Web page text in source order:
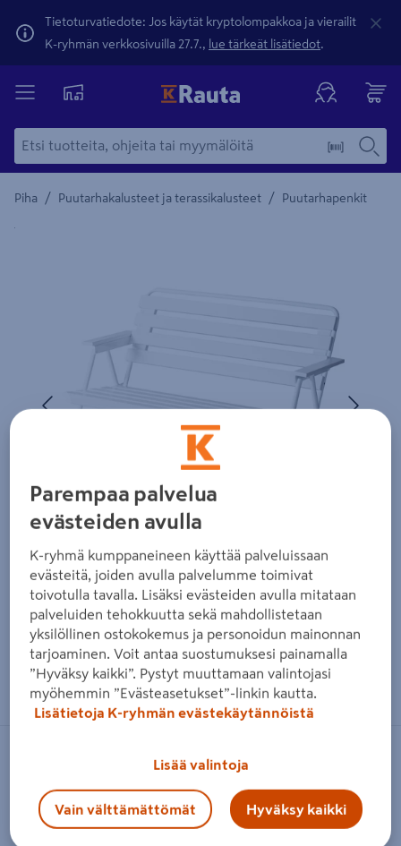
Tietoturvatiedote: Jos käytät kryptolompakkoa ja vierailit
K-ryhmän verkkosivuilla 27.7., lue tärkeät lisätiedot.
Piha / Puutarhakalusteet ja terassikalusteet / Puutarhapenkit
Yksityiskohtainen kuvaus löytyy Tuotteen kuvaus -
Zoomaa kuvaa sormilla kosketusnäytöllä
Taittopenkki Varax Retro valkoinen
Tuotenumero EAN-koodi :6417624501730
Parempaa palvelua
evästeiden avulla
K-ryhmä kumppaneineen käyttää palveluissaan
evästeitä, joiden avulla palvelumme toimivat
toivotulla tavalla. Lisäksi evästeiden avulla mitataan
palveluiden tehokkuutta sekä mahdollistetaan
yksilöllinen ostokokemus ja personoidun mainonnan
tarjoaminen. Voit antaa suostumuksesi painamalla
”Hyväksy kaikki”. Pystyt muuttamaan valintojasi
myöhemmin ”Evästeasetukset”-linkin kautta.
Lisätietoja K-ryhmän evästekäytännöistä
Lisää valintoja
Vain välttämättömät Hyväksy kaikki